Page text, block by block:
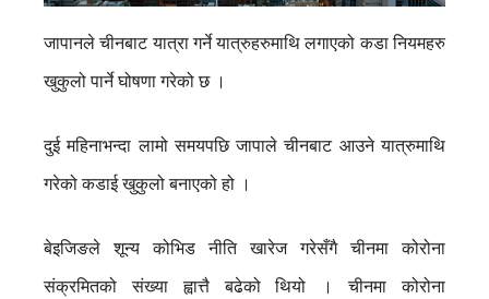
जापानले चीनबाट यात्रा गर्ने यात्रुहरुमाथि लगाएको कडा नियमहरु
खुकुलो पार्ने घोषणा गरेको छ ।
दुई महिनाभन्दा लामो समयपछि जापाले चीनबाट आउने यात्रुमाथि
गरेको कडाई खुकुलो बनाएको हो ।
बेइजिङले शून्य कोभिड नीति खारेज गरेसँगै चीनमा कोरोना
संक्रमितको संख्या ह्वात्तै बढेको थियो । चीनमा कोरोना